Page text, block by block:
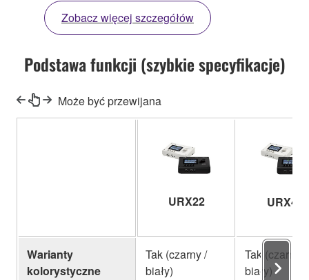
Zobacz więcej szczegółów
Podstawa funkcji (szybkie specyfikacje)
Może być przewijana
URX22 URX44
Warianty
kolorystyczne
Tak (czarny /
biały)
Tak (czarny /
biały)